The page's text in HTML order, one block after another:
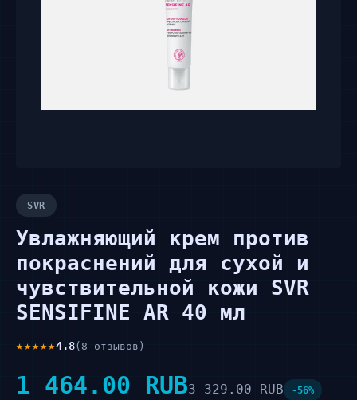
SVR
Увлажняющий крем против
покраснений для сухой и
чувствительной кожи SVR
SENSIFINE AR 40 мл
★★★★★4.8(8 отзывов)
1 464.00 RUB3 329.00 RUB -56%